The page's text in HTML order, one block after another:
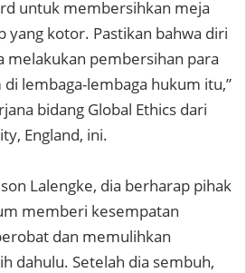
untuk membersihkan meja
yang kotor. Pastikan bahwa diri
melakukan pembersihan para
lembaga-lembaga hukum itu,”
bidang Global Ethics dari
England, ini.
Lalengke, dia berharap pihak
memberi kesempatan
dan memulihkan
dahulu. Setelah dia sembuh,